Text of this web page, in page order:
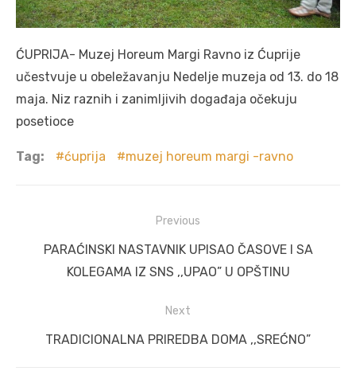
ĆUPRIJA- Muzej Horeum Margi Ravno iz Ćuprije
učestvuje u obeležavanju Nedelje muzeja od 13. do 18
maja. Niz raznih i zanimljivih događaja očekuju
posetioce
Tag: ćuprija muzej horeum margi -ravno
navigation
Previous
Previous
PARAĆINSKI NASTAVNIK UPISAO ČASOVE I SA
KOLEGAMA IZ SNS ,,UPAO” U OPŠTINU
Next
Next
TRADICIONALNA PRIREDBA DOMA ,,SREĆNO”